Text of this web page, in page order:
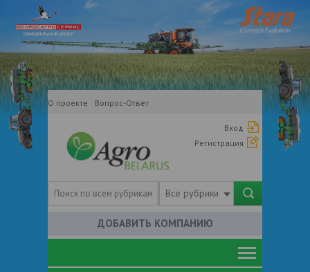
О проекте Вопрос-Ответ
Вход
Регистрация
Все рубрики
ДОБАВИТЬ КОМПАНИЮ